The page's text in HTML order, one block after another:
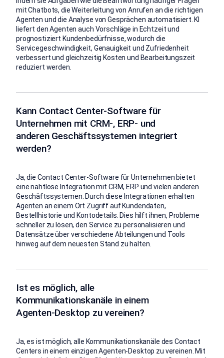
mit Chatbots, die Weiterleitung von Anrufen an die richtigen
Agenten und die Analyse von Gesprächen automatisiert. KI
liefert den Agenten auch Vorschläge in Echtzeit und
prognostiziert Kundenbedürfnisse, wodurch die
Servicegeschwindigkeit, Genauigkeit und Zufriedenheit
verbessert und gleichzeitig Kosten und Bearbeitungszeit
reduziert werden.
Kann Contact Center-Software für
Unternehmen mit CRM-, ERP- und
anderen Geschäftssystemen integriert
werden?
Ja, die Contact Center-Software für Unternehmen bietet
eine nahtlose Integration mit CRM, ERP und vielen anderen
Geschäftssystemen. Durch diese Integrationen erhalten
Agenten an einem Ort Zugriff auf Kundendaten,
Bestellhistorie und Kontodetails. Dies hilft ihnen, Probleme
schneller zu lösen, den Service zu personalisieren und
Datensätze über verschiedene Abteilungen und Tools
hinweg auf dem neuesten Stand zu halten.
Ist es möglich, alle
Kommunikationskanäle in einem
Agenten-Desktop zu vereinen?
Ja, es ist möglich, alle Kommunikationskanäle des Contact
Centers in einem einzigen Agenten-Desktop zu vereinen. Mit